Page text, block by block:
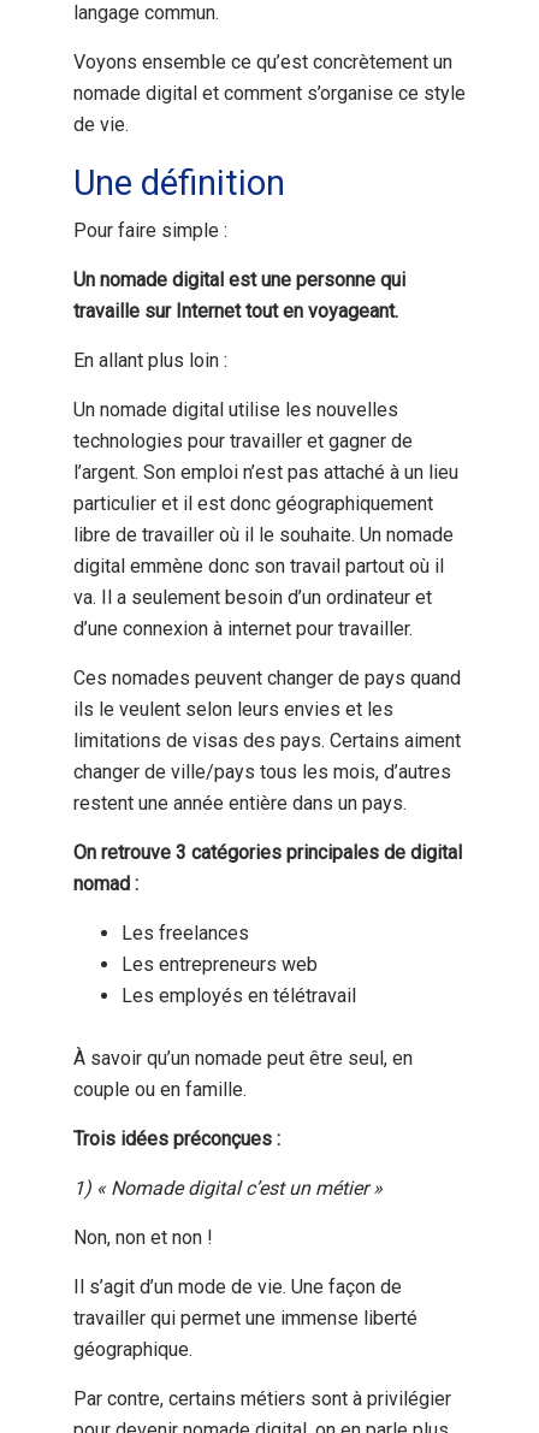
langage commun.
Voyons ensemble ce qu’est concrètement un
nomade digital et comment s’organise ce style
de vie.
Une définition
Pour faire simple :
Un nomade digital est une personne qui
travaille sur Internet tout en voyageant.
En allant plus loin :
Un nomade digital utilise les nouvelles
technologies pour travailler et gagner de
l’argent. Son emploi n’est pas attaché à un lieu
particulier et il est donc géographiquement
libre de travailler où il le souhaite. Un nomade
digital emmène donc son travail partout où il
va. Il a seulement besoin d’un ordinateur et
d’une connexion à internet pour travailler.
Ces nomades peuvent changer de pays quand
ils le veulent selon leurs envies et les
limitations de visas des pays. Certains aiment
changer de ville/pays tous les mois, d’autres
restent une année entière dans un pays.
On retrouve 3 catégories principales de digital
nomad :
Les freelances
Les entrepreneurs web
Les employés en télétravail
À savoir qu’un nomade peut être seul, en
couple ou en famille.
Trois idées préconçues :
1) « Nomade digital c’est un métier »
Non, non et non !
Il s’agit d’un mode de vie. Une façon de
travailler qui permet une immense liberté
géographique.
Par contre, certains métiers sont à privilégier